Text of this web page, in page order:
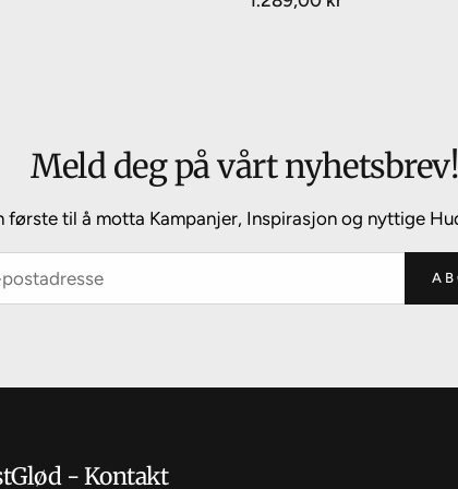
Meld deg på vårt nyhetsbrev!
første til å motta Kampanjer, Inspirasjon og nyttige
- Kontakt